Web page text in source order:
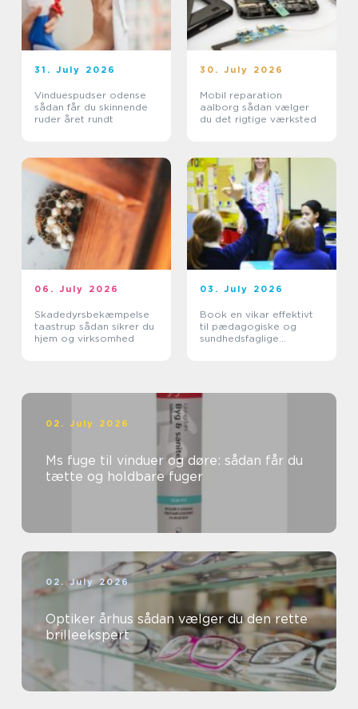
31. July 2026
Vinduespudser odense
sådan får du skinnende
ruder året rundt
30. July 2026
Mobil reparation
aalborg sådan vælger
du det rigtige værksted
06. July 2026
Skadedyrsbekæmpelse
taastrup sådan sikrer du
hjem og virksomhed
03. July 2026
Book en vikar effektivt
til pædagogiske og
sundhedsfaglige
02. July 2026
Ms fuge til vinduer og døre: sådan får du
tætte og holdbare fuger
02. July 2026
Optiker århus sådan vælger du den rette
brilleekspert